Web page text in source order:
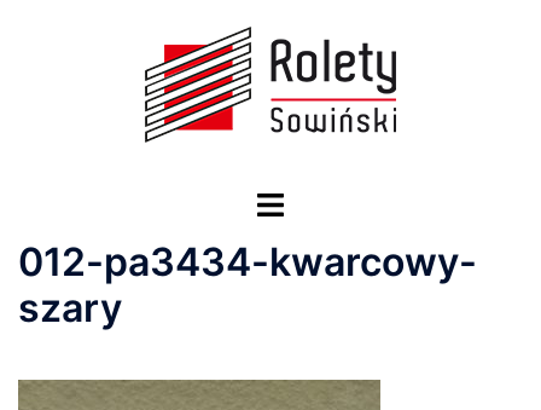
Przełącz
012-pa3434-kwarcowy-
szary